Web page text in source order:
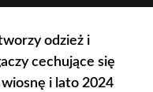
odzież i
cechujące się
i lato 2024